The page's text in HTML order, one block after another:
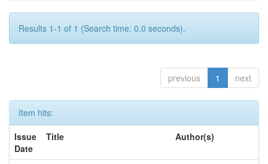
Results 1-1 of 1 (Search time: 0.0 seconds).
previous 1 next
Item hits:
Issue
Date
Title Author(s)